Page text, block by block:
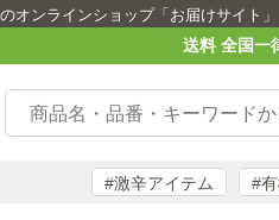
オンラインショップ「お届けサイト」
送料 全国一
#激辛アイテム #